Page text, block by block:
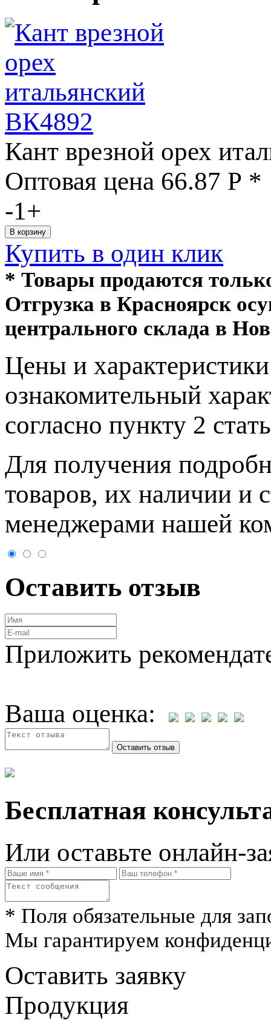
Кант врезной орех
Оптовая цена 66.87 Р *
-1+
Купить в один клик
* Товары продаются
Отгрузка в Красноярск
центрального склада в
Цeны и
ознакомительный
согласно пункту 2
Для пoлучения
товaров, их нaличии и
менеджерами нашей
Оставить отзыв
Приложить
Ваша оценка:
Бесплатная
Или оставьте онлайн-
* Поля обязательные для
Мы гарантируем
Оставить заявку
Продукция